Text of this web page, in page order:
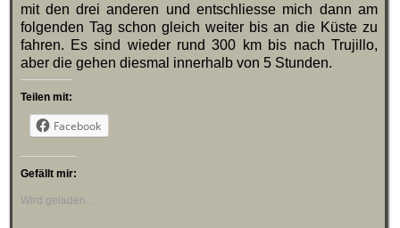
mit den drei anderen und entschliesse mich dann am
folgenden Tag schon gleich weiter bis an die Küste zu
fahren. Es sind wieder rund 300 km bis nach Trujillo,
aber die gehen diesmal innerhalb von 5 Stunden.
Teilen mit:
Facebook
Gefällt mir:
Wird geladen...